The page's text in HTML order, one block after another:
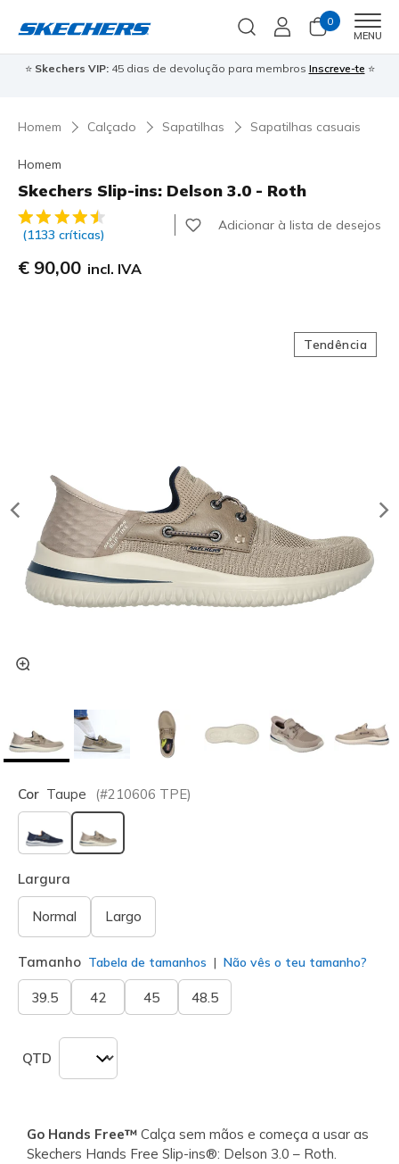
0
MENU
⭐ Skechers VIP:45 dias de devolução para membros Inscreve-te ⭐
Homem Calçado Sapatilhas Sapatilhas casuais
Homem
Skechers Slip-ins: Delson 3.0 - Roth
4$2 de 5 – Classificação do cliente
(1133 críticas)
Adicionar à lista de desejos
€ 90,00 incl. IVA
Tendência
Cor Taupe (#210606 TPE)
selecionado
Largura
Normal Largo
Tamanho Tabela de tamanhos Não vês o teu tamanho?
39.5 42 45 48.5
QTD
Go Hands Free™ Calça sem mãos e começa a usar as
Skechers Hands Free Slip-ins®: Delson 3.0 – Roth.